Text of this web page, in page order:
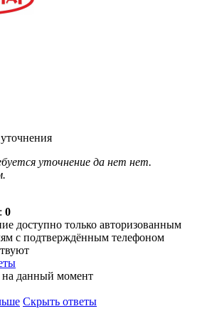
уточнение да нет нет.
0
доступно только авторизованным
с подтверждённым телефоном
на данный момент
Скрыть ответы